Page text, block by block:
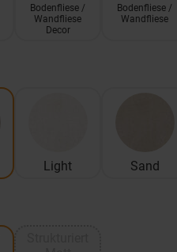
Bodenfliese /
Wandfliese
Decor
Bodenfliese /
Wandfliese
Light Sand